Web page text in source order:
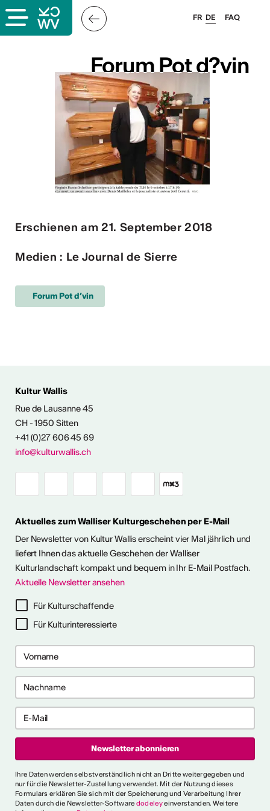
& KONTAKT
abonnieren
2024/2025
FAQ
FR DE
Forum Pot d?vin
Forum Pot d?vin
Erschienen am 21. September 2018
Medien : Le Journal de Sierre
Forum Pot d’vin
Kultur Wallis
Rue de Lausanne 45
CH - 1950 Sitten
+41 (0)27 606 45 69
info@kulturwallis.ch
Aktuelles zum Walliser Kulturgeschehen per E-Mail
Der Newsletter von Kultur Wallis erscheint vier Mal jährlich und
liefert Ihnen das aktuelle Geschehen der Walliser
Kulturlandschaft kompakt und bequem in Ihr E-Mail Postfach.
Aktuelle Newsletter ansehen
Für Kulturschaffende
Für Kulturinteressierte
Ihre Daten werden selbstverständlich nicht an Dritte weitergegeben und
nur für die Newsletter-Zustellung verwendet. Mit der Nutzung dieses
Formulars erklären Sie sich mit der Speicherung und Verarbeitung Ihrer
Daten durch die Newsletter-Software dodeleyeinverstanden. Weitere